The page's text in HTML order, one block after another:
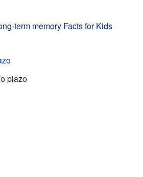
term memory Facts for Kids
plazo